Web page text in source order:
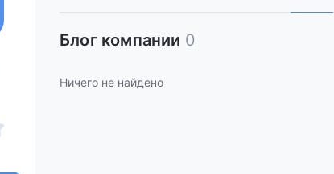
Блог компании 0
Ничего не найдено